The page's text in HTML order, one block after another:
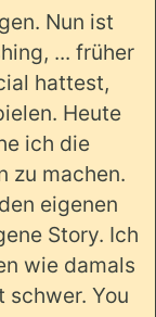
Nun ist
... früher
hattest,
Heute
ich die
zu machen.
eigenen
Story. Ich
wie damals
schwer. You